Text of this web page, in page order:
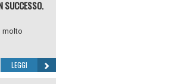
SUCCESSO.
molto
LEGGI